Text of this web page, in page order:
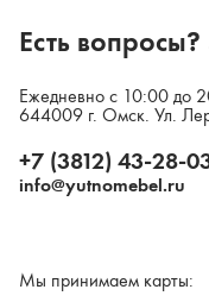
Есть вопросы?
Ежедневно с 10:00 до
644009 г. Омск. Ул.
+7 (3812) 43-28-
info@yutnomebel.ru
Мы принимаем карты: